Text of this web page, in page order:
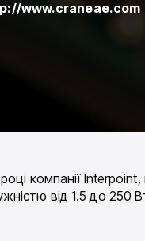
www.craneae.com
компанії
від 1.5 до 250